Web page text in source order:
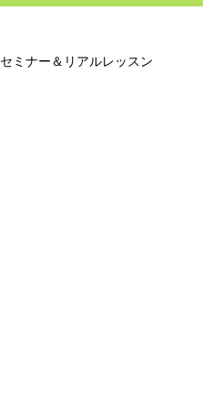
セミナー＆リアルレッスン